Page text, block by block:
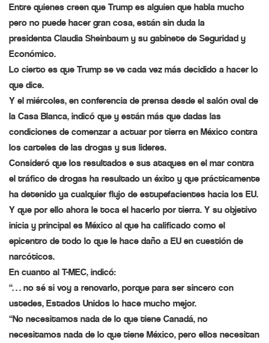
Entre quienes creen que Trump es alguien que habla mucho
pero no puede hacer gran cosa, están sin duda la
presidenta Claudia Sheinbaum y su gabinete de Seguridad y
Económico.
Lo cierto es que Trump se ve cada vez más decidido a hacer lo
que dice.
Y el miércoles, en conferencia de prensa desde el salón oval de
la Casa Blanca, indicó que y están más que dadas las
condiciones de comenzar a actuar por tierra en México contra
los carteles de las drogas y sus lideres.
Consideró que los resultados e sus ataques en el mar contra
el tráfico de drogas ha resultado un éxito y que prácticamente
ha detenido ya cualquier flujo de estupefacientes hacia los EU.
Y que por ello ahora le toca el hacerlo por tierra. Y su objetivo
inicia y principal es México al que ha calificado como el
epicentro de todo lo que le hace daño a EU en cuestión de
narcóticos.
En cuanto al T-MEC, indicó:
“… no sé si voy a renovarlo, porque para ser sincero con
ustedes, Estados Unidos lo hace mucho mejor.
“No necesitamos nada de lo que tiene Canadá, no
necesitamos nada de lo que tiene México, pero ellos necesitan